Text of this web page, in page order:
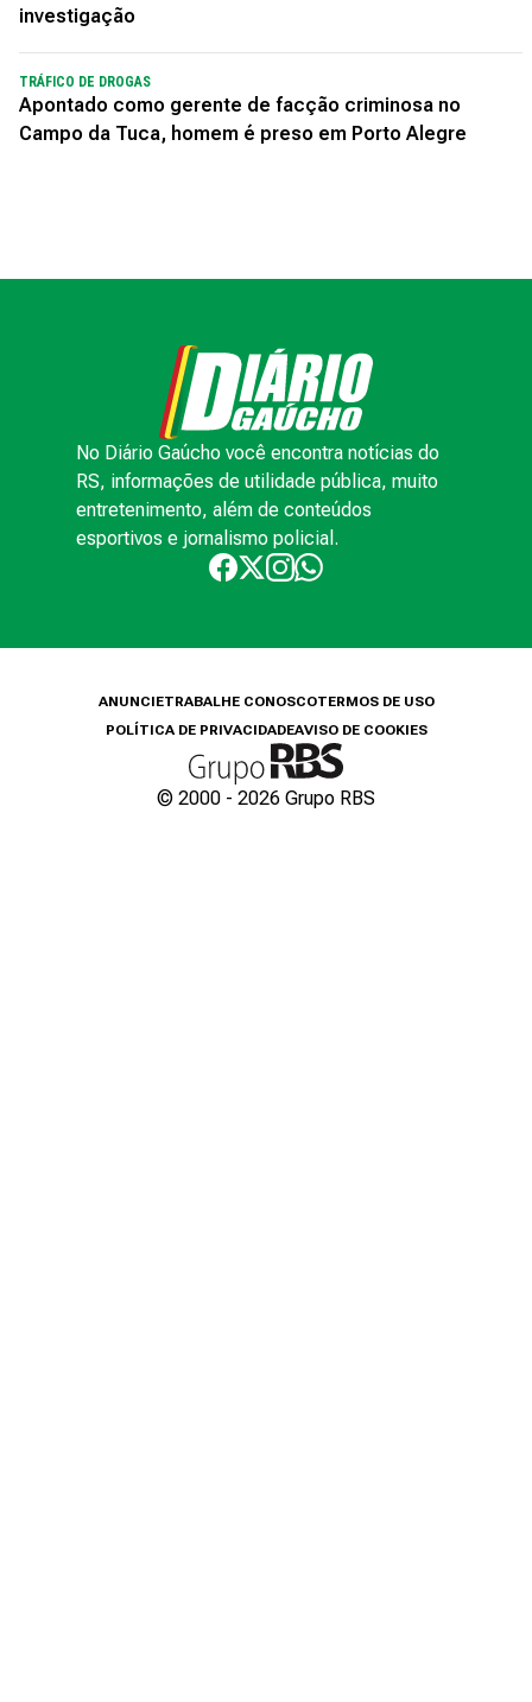
investigação
TRÁFICO DE DROGAS
Apontado como gerente de facção criminosa no
Campo da Tuca, homem é preso em Porto Alegre
No Diário Gaúcho você encontra notícias do
RS, informações de utilidade pública, muito
entretenimento, além de conteúdos
esportivos e jornalismo policial.
ANUNCIETRABALHE CONOSCOTERMOS DE USO
POLÍTICA DE PRIVACIDADEAVISO DE COOKIES
© 2000 - 2026 Grupo RBS